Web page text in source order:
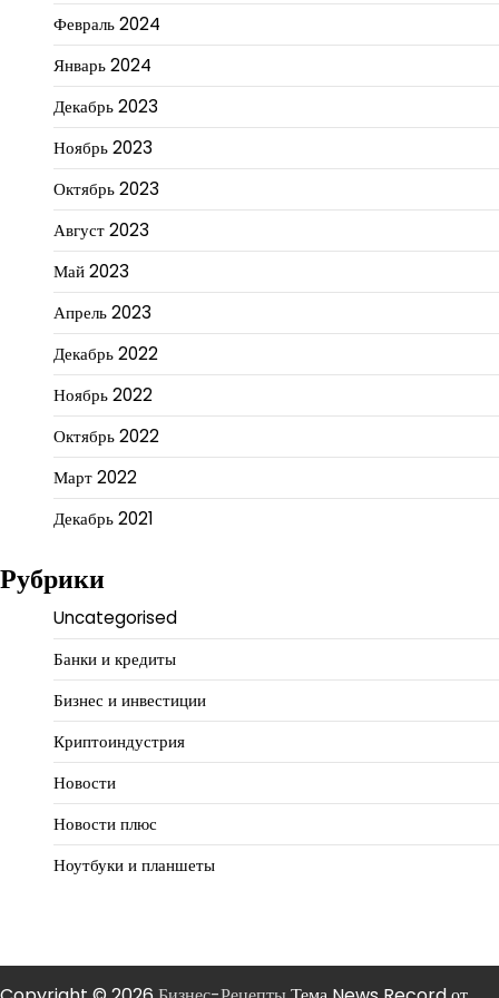
Февраль 2024
Январь 2024
Декабрь 2023
Ноябрь 2023
Октябрь 2023
Август 2023
Май 2023
Апрель 2023
Декабрь 2022
Ноябрь 2022
Октябрь 2022
Март 2022
Декабрь 2021
Рубрики
Uncategorised
Банки и кредиты
Бизнес и инвестиции
Криптоиндустрия
Новости
Новости плюс
Ноутбуки и планшеты